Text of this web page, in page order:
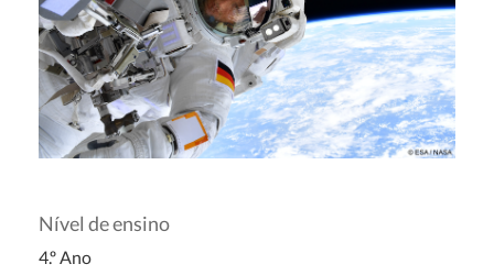
Nível de ensino
4.º Ano